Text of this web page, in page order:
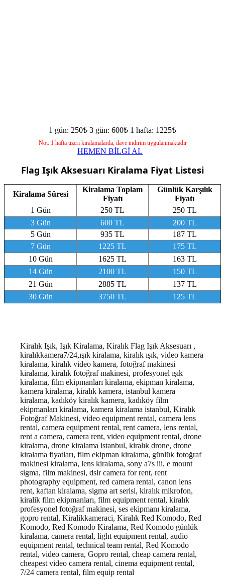
1 gün: 250₺ 3 gün: 600₺ 1 hafta: 1225₺
Not: 1 hafta üzeri kiralamalarda, ilave indirim uygulanmaktadır
HEMEN BİLGİ AL
Flag Işık Aksesuarı Kiralama Fiyat Listesi
Kiralama Süresi
Kiralama Toplam
Fiyatı
Günlük Karşılık
Fiyatı
1 Gün
250 TL
250 TL
3 Gün
600 TL
200 TL
5 Gün
935 TL
187 TL
7 Gün
1225 TL
175 TL
10 Gün
1625 TL
163 TL
14 Gün
2100 TL
150 TL
21 Gün
2885 TL
137 TL
30 Gün
3750 TL 125 TL
Kiralık Işık, Işık Kiralama, Kiralık Flag Işık Aksesuarı ,
kiralıkkamera7/24,ışık kiralama, kiralık ışık, video kamera
kiralama, kiralık video kamera, fotoğraf makinesi
kiralama, kiralık fotoğraf makinesi, profesyonel ışık
kiralama, film ekipmanları kiralama, ekipman kiralama,
kamera kiralama, kiralık kamera, istanbul kamera
kiralama, kadıköy kiralık kamera, kadıköy film
ekipmanları kiralama, kamera kiralama istanbul, Kiralık
Fotoğraf Makinesi, video equipment rental, camera lens
rental, camera equipment rental, rent camera, lens rental,
rent a camera, camera rent, video equipment rental, drone
kiralama, drone kiralama istanbul, kiralık drone, drone
kiralama fiyatları, film ekipman kiralama, günlük fotoğraf
makinesi kiralama, lens kiralama, sony a7s iii, e mount
sigma, film makinesi, dslr camera for rent, rent
photography equipment, red camera rental, canon lens
rent, kaftan kiralama, sigma art serisi, kiralık mikrofon,
kiralik film ekipmanları, film equipment rental, kiralık
profesyonel fotoğraf makinesi, ses ekipmanı kiralama,
gopro rental, Kiralikkameraci, Kiralık Red Komodo, Red
Komodo, Red Komodo Kiralama, Red Komodo günlük
kiralama, camera rental, light equipment rental, audio
equipment rental, technical team rental, Red Komodo
rental, video camera, Gopro rental, cheap camera rental,
cheapest video camera rental, cinema equipment rental,
7/24 camera rental, film equip rental